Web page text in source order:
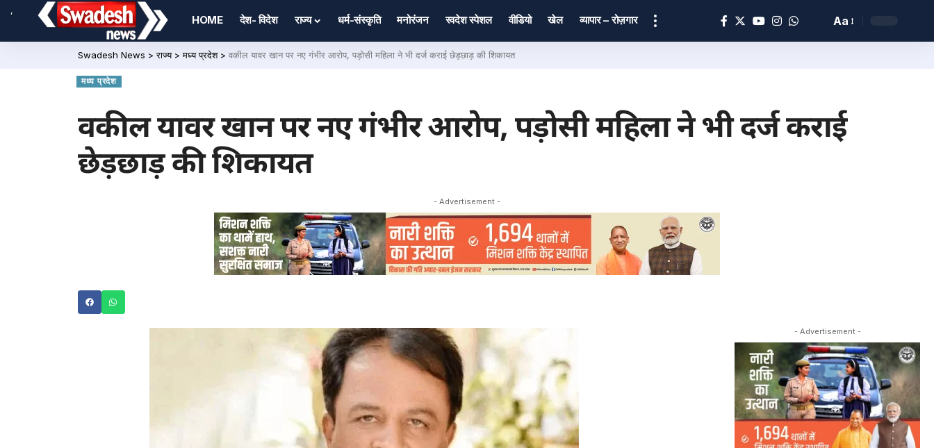
,
HOME देश- विदेश राज्य धर्म-संस्कृति मनोरंजन स्वदेश स्पेशल वीडियो खेल व्यापार – रोज़गार Aa
Swadesh News >राज्य>मध्य प्रदेश> वकील यावर खान पर नए गंभीर आरोप, पड़ोसी महिला ने भी दर्ज कराई छेड़छाड़ की शिकायत
मध्य प्रदेश
वकील यावर खान पर नए गंभीर आरोप, पड़ोसी महिला ने भी दर्ज कराई
छेड़छाड़ की शिकायत
- Advertisement -
- Advertisement -